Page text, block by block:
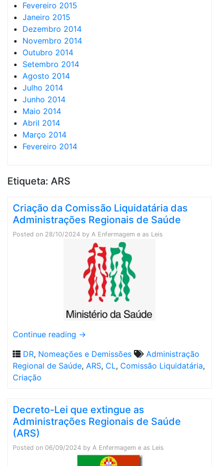
Fevereiro 2015
Janeiro 2015
Dezembro 2014
Novembro 2014
Outubro 2014
Setembro 2014
Agosto 2014
Julho 2014
Junho 2014
Maio 2014
Abril 2014
Março 2014
Fevereiro 2014
Etiqueta: ARS
Criação da Comissão Liquidatária das
Administrações Regionais de Saúde
Posted on 28/10/2024 by A Enfermagem e as Leis
Continue reading →
DR, Nomeações e Demissões
Administração
Regional de Saúde, ARS, CL, Comissão Liquidatária,
Criação
Decreto-Lei que extingue as
Administrações Regionais de Saúde
(ARS)
Posted on 06/09/2024 by A Enfermagem e as Leis